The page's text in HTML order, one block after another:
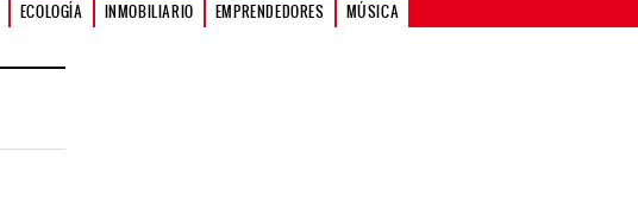
ECOLOGÍA INMOBILIARIO EMPRENDEDORES MÚSICA